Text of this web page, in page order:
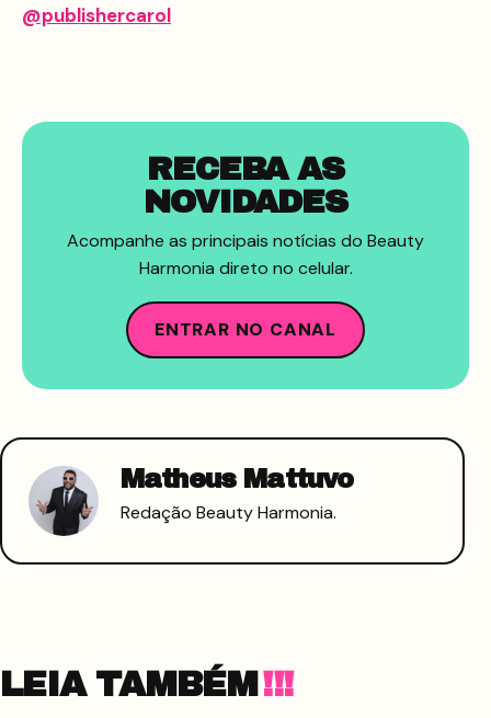
@publishercarol
RECEBA AS
NOVIDADES
Acompanhe as principais notícias do Beauty
Harmonia direto no celular.
ENTRAR NO CANAL
Matheus Mattuvo
Redação Beauty Harmonia.
LEIA TAMBÉM